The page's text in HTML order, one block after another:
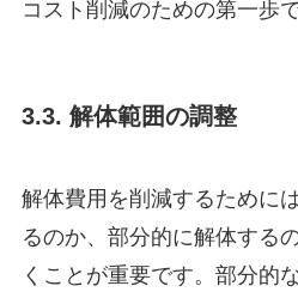
コスト削減のための第一歩で
3.3. 解体範囲の調整
解体費用を削減するために
るのか、部分的に解体する
くことが重要です。部分的